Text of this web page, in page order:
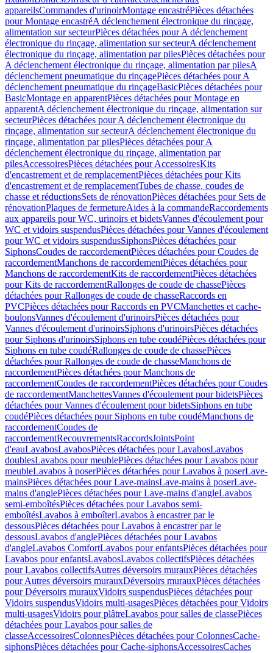
appareilsCommandes d'urinoirMontage encastréPièces détachées
pour Montage encastréA déclenchement électronique du rinçage,
alimentation sur secteurPièces détachées pour A déclenchement
électronique du rinçage, alimentation sur secteurA déclenchement
électronique du rinçage, alimentation par pilesPièces détachées pour
A déclenchement électronique du rinçage, alimentation par pilesA
déclenchement pneumatique du rinçagePièces détachées pour A
déclenchement pneumatique du rinçageBasicPièces détachées pour
BasicMontage en apparentPièces détachées pour Montage en
apparentA déclenchement électronique du rinçage, alimentation sur
secteurPièces détachées pour A déclenchement électronique du
rinçage, alimentation sur secteurA déclenchement électronique du
rinçage, alimentation par pilesPièces détachées pour A
déclenchement électronique du rinçage, alimentation par
pilesAccessoiresPièces détachées pour AccessoiresKits
d'encastrement et de remplacementPièces détachées pour Kits
d'encastrement et de remplacementTubes de chasse, coudes de
chasse et réductionsSets de rénovationPièces détachées pour Sets de
rénovationPlaques de fermetureAides à la commandeRaccordements
aux appareils pour WC, urinoirs et bidetsVannes d'écoulement pour
WC et vidoirs suspendusPièces détachées pour Vannes d'écoulement
pour WC et vidoirs suspendusSiphonsPièces détachées pour
SiphonsCoudes de raccordementPièces détachées pour Coudes de
raccordementManchons de raccordementPièces détachées pour
Manchons de raccordementKits de raccordementPièces détachées
pour Kits de raccordementRallonges de coude de chassePièces
détachées pour Rallonges de coude de chasseRaccords en
PVCPièces détachées pour Raccords en PVCManchettes et cache-
boulonsVannes d'écoulement d'urinoirsPièces détachées pour
Vannes d'écoulement d'urinoirsSiphons d'urinoirsPièces détachées
pour Siphons d'urinoirsSiphons en tube coudéPièces détachées pour
Siphons en tube coudéRallonges de coude de chassePièces
détachées pour Rallonges de coude de chasseManchons de
raccordementPièces détachées pour Manchons de
raccordementCoudes de raccordementPièces détachées pour Coudes
de raccordementManchettesVannes d'écoulement pour bidetsPièces
détachées pour Vannes d'écoulement pour bidetsSiphons en tube
coudéPièces détachées pour Siphons en tube coudéManchons de
raccordementCoudes de
raccordementRecouvrementsRaccordsJointsPoint
d'eauLavabosLavabosPièces détachées pour LavabosLavabos
doublesLavabos pour meublePièces détachées pour Lavabos pour
meubleLavabos à poserPièces détachées pour Lavabos à poserLave-
mainsPièces détachées pour Lave-mainsLave-mains à poserLave-
mains d'anglePièces détachées pour Lave-mains d'angleLavabos
semi-emboîtésPièces détachées pour Lavabos semi-
emboîtésLavabos à emboîterLavabos à encastrer par le
dessousPièces détachées pour Lavabos à encastrer par le
dessousLavabos d'anglePièces détachées pour Lavabos
d'angleLavabos ComfortLavabos pour enfantsPièces détachées pour
Lavabos pour enfantsLavabosLavabos collectifsPièces détachées
pour Lavabos collectifsAutres déversoirs murauxPièces détachées
pour Autres déversoirs murauxDéversoirs murauxPièces détachées
pour Déversoirs murauxVidoirs suspendusPièces détachées pour
Vidoirs suspendusVidoirs multi-usagesPièces détachées pour Vidoirs
multi-usagesVidoirs pour plâtreLavabos pour salles de classePièces
détachées pour Lavabos pour salles de
classeAccessoiresColonnesPièces détachées pour ColonnesCache-
siphonsPièces détachées pour Cache-siphonsAccessoiresCaches